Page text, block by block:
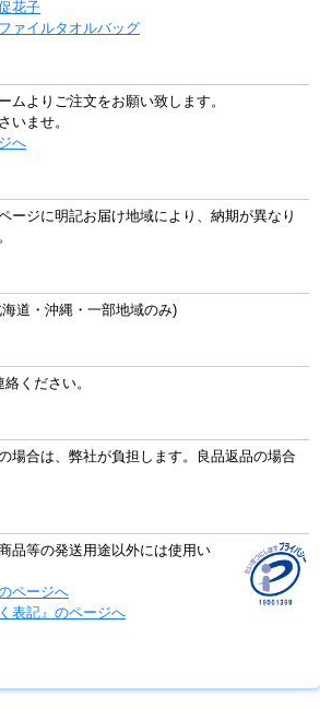
花子
ァイルタオルバッグ
ムよりご注文をお願い致します。
いませ。
へ
ージに明記お届け地域により、納期が異なり
道・沖縄・一部地域のみ)
ください。
場合は、弊社が負担します。良品返品の場合
品等の発送用途以外には使用い
ページへ
表記』のページへ